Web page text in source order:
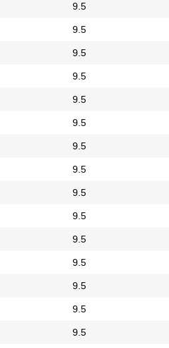
9.5
9.5
9.5
9.5
9.5
9.5
9.5
9.5
9.5
9.5
9.5
9.5
9.5
9.5
9.5